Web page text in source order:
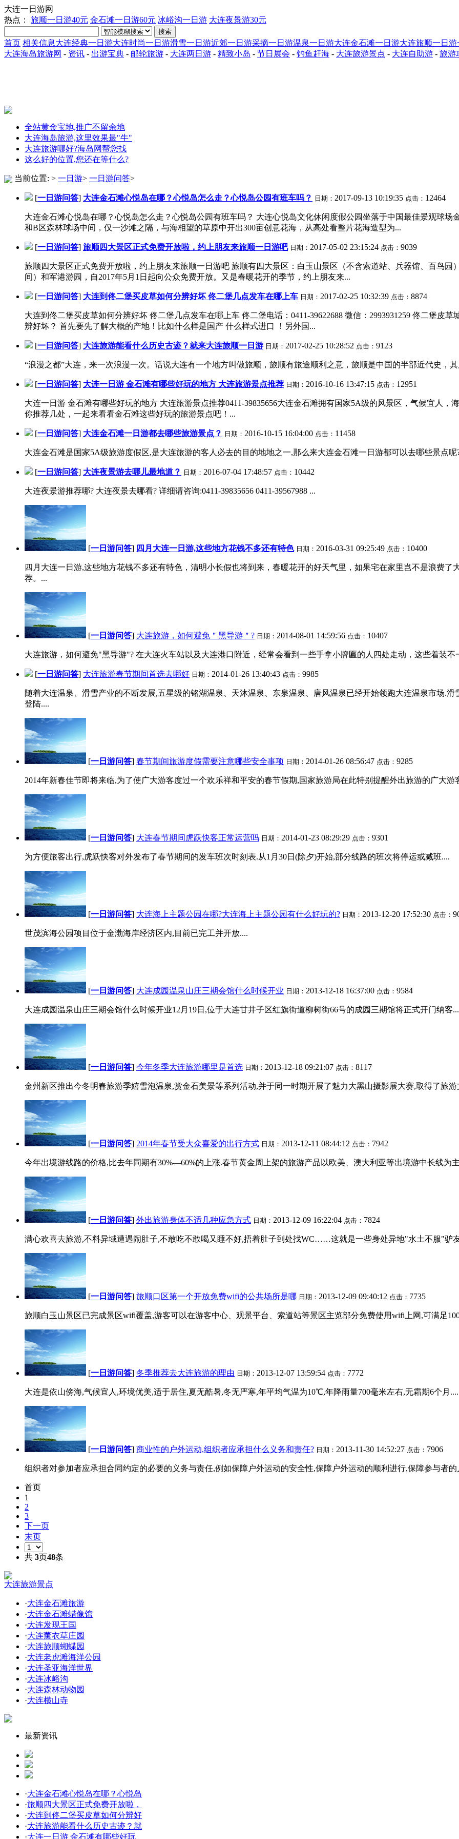
大连一日游网
热点：
旅顺一日游40元 金石滩一日游60元 冰峪沟一日游 大连夜景游30元
搜索
首页 相关信息大连经典一日游大连时尚一日游滑雪一日游近郊一日游采摘一日游温泉一日游大连金石滩一日游大连旅顺一日游
大连海岛旅游网 - 资讯 - 出游宝典 - 邮轮旅游 - 大连两日游 - 精致小岛 - 节日展会 - 钓鱼赶海 - 大连旅游景点 - 大连自助游 - 旅游
全站黄金宝地,推广不留余地
大连海岛旅游,这里效果最"牛"
大连旅游哪好?海岛网帮您找
这么好的位置,您还在等什么?
当前位置: > 一日游> 一日游问答>
[一日游问答] 大连金石滩心悦岛在哪？心悦岛怎么走？心悦岛公园有班车吗？ 日期： 2017-09-13 10:19:35 点击： 12464
大连金石滩心悦岛在哪？心悦岛怎么走？心悦岛公园有班车吗？ 大连心悦岛文化休闲度假公园坐落于中国最佳景观球
和B区森林球场中间，仅一沙滩之隔，与海相望的草原中开出300亩创意花海，从高处看整片花海造型为...
[一日游问答] 旅顺四大景区正式免费开放啦，约上朋友来旅顺一日游吧 日期： 2017-05-02 23:15:24 点击： 9039
旅顺四大景区正式免费开放啦，约上朋友来旅顺一日游吧 旅顺有四大景区：白玉山景区（不含索道站、兵器馆、百鸟
间）和军港游园，自2017年5月1日起向公众免费开放。又是春暖花开的季节，约上朋友来...
[一日游问答] 大连到佟二堡买皮草如何分辨好坏 佟二堡几点发车在哪上车 日期： 2017-02-25 10:32:39 点击： 8874
大连到佟二堡买皮草如何分辨好坏 佟二堡几点发车在哪上车 佟二堡电话：0411-39622688 微信：2993931259 佟二堡皮
辨好坏？ 首先要先了解大概的产地！比如什么样是国产 什么样式进口 ！另外国...
[一日游问答] 大连旅游能看什么历史古迹？就来大连旅顺一日游 日期： 2017-02-25 10:28:52 点击： 9123
“浪漫之都”大连，来一次浪漫一次。话说大连有一个地方叫做旅顺，旅顺有旅途顺利之意，旅顺是中国的半部近代史，
[一日游问答] 大连一日游 金石滩有哪些好玩的地方 大连旅游景点推荐 日期： 2016-10-16 13:47:15 点击： 12951
大连一日游 金石滩有哪些好玩的地方 大连旅游景点推荐0411-39835656大连金石滩拥有国家5A级的风景区，气候宜人
你推荐几处，一起来看看金石滩这些好玩的旅游景点吧！...
[一日游问答] 大连金石滩一日游都去哪些旅游景点？ 日期： 2016-10-15 16:04:00 点击： 11458
大连金石滩是国家5A级旅游度假区,是大连旅游的客人必去的目的地地之一,那么来大连金石滩一日游都可以去哪些景点呢
[一日游问答] 大连夜景游去哪儿最地道？ 日期： 2016-07-04 17:48:57 点击： 10442
大连夜景游推荐哪? 大连夜景去哪看? 详细请咨询:0411-39835656 0411-39567988 ...
[一日游问答] 四月大连一日游,这些地方花钱不多还有特色 日期： 2016-03-31 09:25:49 点击： 10400
四月大连一日游,这些地方花钱不多还有特色，清明小长假也将到来，春暖花开的好天气里，如果宅在家里岂不是浪费
荐。...
[一日游问答] 大连旅游，如何避免＂黑导游＂? 日期： 2014-08-01 14:59:56 点击： 10407
大连旅游，如何避免"黑导游"? 在大连火车站以及大连港口附近，经常会看到一些手拿小牌匾的人四处走动，这些着装
[一日游问答] 大连旅游春节期间首选去哪好 日期： 2014-01-26 13:40:43 点击： 9985
随着大连温泉、滑雪产业的不断发展,五星级的铭湖温泉、天沐温泉、东泉温泉、唐风温泉已经开始领跑大连温泉市场.
登陆....
[一日游问答] 春节期间旅游度假需要注意哪些安全事项 日期： 2014-01-26 08:56:47 点击： 9285
2014年新春佳节即将来临,为了使广大游客度过一个欢乐祥和平安的春节假期,国家旅游局在此特别提醒外出旅游的广大游
[一日游问答] 大连春节期间虎跃快客正常运营吗 日期： 2014-01-23 08:29:29 点击： 9301
为方便旅客出行,虎跃快客对外发布了春节期间的发车班次时刻表.从1月30日(除夕)开始,部分线路的班次将停运或减班....
[一日游问答] 大连海上主题公园在哪?大连海上主题公园有什么好玩的? 日期： 2013-12-20 17:52:30 点击：
世茂滨海公园项目位于金渤海岸经济区内,目前已完工并开放....
[一日游问答] 大连成园温泉山庄三期会馆什么时候开业 日期： 2013-12-18 16:37:00 点击： 9584
大连成园温泉山庄三期会馆什么时候开业12月19日,位于大连甘井子区红旗街道柳树街66号的成园三期馆将正式开门纳客
[一日游问答] 今年冬季大连旅游哪里是首选 日期： 2013-12-18 09:21:07 点击： 8117
金州新区推出今冬明春旅游季嬉雪泡温泉,赏金石美景等系列活动,并于同一时期开展了魅力大黑山摄影展大赛,取得了旅游
[一日游问答] 2014年春节受大众喜爱的出行方式 日期： 2013-12-11 08:44:12 点击： 7942
今年出境游线路的价格,比去年同期有30%—60%的上涨.春节黄金周上架的旅游产品以欧美、澳大利亚等出境游中长线为
[一日游问答] 外出旅游身体不适几种应急方式 日期： 2013-12-09 16:22:04 点击： 7824
满心欢喜去旅游,不料异域遭遇闹肚子,不敢吃不敢喝又睡不好,捂着肚子到处找WC……这就是一些身处异地"水土不服"驴
[一日游问答] 旅顺口区第一个开放免费wifi的公共场所是哪 日期： 2013-12-09 09:40:12 点击： 7735
旅顺白玉山景区已完成景区wifi覆盖,游客可以在游客中心、观景平台、索道站等景区主览部分免费使用wifi上网,可满足
[一日游问答] 冬季推荐去大连旅游的理由 日期： 2013-12-07 13:59:54 点击： 7772
大连是依山傍海,气候宜人,环境优美,适于居住,夏无酷暑,冬无严寒,年平均气温为10℃,年降雨量700毫米左右,无霜期6个月....
[一日游问答] 商业性的户外运动,组织者应承担什么义务和责任? 日期： 2013-11-30 14:52:27 点击： 7906
组织者对参加者应承担合同约定的必要的义务与责任,例如保障户外运动的安全性,保障户外运动的顺利进行,保障参与者的
首页
1
2
3
下一页
末页
共 3页48条
大连旅游景点
·大连金石滩旅游
·大连金石滩蜡像馆
·大连发现王国
·大连薰衣草庄园
·大连旅顺蝴蝶园
·大连老虎滩海洋公园
·大连圣亚海洋世界
·大连冰峪沟
·大连森林动物园
·大连横山寺
最新资讯
·大连金石滩心悦岛在哪？心悦岛
·旅顺四大景区正式免费开放啦，
·大连到佟二堡买皮草如何分辨好
·大连旅游能看什么历史古迹？就
·大连一日游 金石滩有哪些好玩